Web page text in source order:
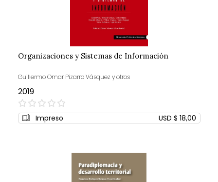
Organizaciones y Sistemas de Información
Guillermo Omar Pizarro Vásquez y otros
2019
0%
Impreso USD $ 18,00